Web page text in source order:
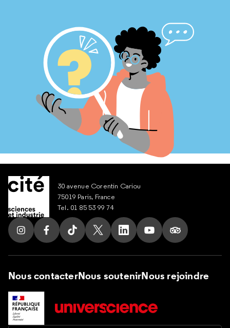
30 avenue Corentin Cariou
75019 Paris, France
Tel. 01 85 53 99 74
Suivez nous sur Instagram
Suivez nous sur Facebook
Suivez nous sur Tik Tok
Suivez nous sur X
Suivez nous sur LinkedIn
Suivez nous sur
Suivez nous
Nous contacterNous soutenirNous rejoindre